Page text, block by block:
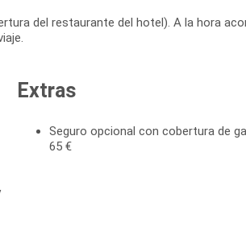
del restaurante del hotel). A la hora
Extras
Seguro opcional con cobertura de
65 €